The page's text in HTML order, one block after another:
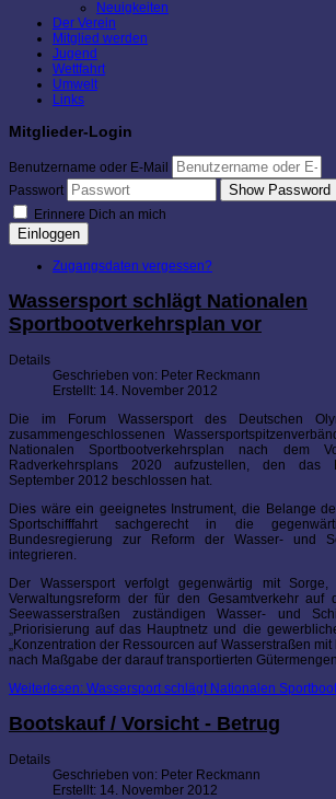
Neuigkeiten
Der Verein
Mitglied werden
Jugend
Wettfahrt
Umwelt
Links
Mitglieder-Login
Benutzername oder E-Mail
Passwort
Show Password
Erinnere Dich an mich
Einloggen
Zugangsdaten vergessen?
Wassersport schlägt Nationalen
Sportbootverkehrsplan vor
Details
Geschrieben von: Peter Reckmann
Erstellt: 14. November 2012
Die im Forum Wassersport des Deutschen
zusammengeschlossenen
Nationalen Sportbootverkehrsplan nach dem
Radverkehrsplans 2020 aufzustellen, den das
September 2012 beschlossen hat.
Dies wäre ein geeignetes Instrument, die Belange
Sportschifffahrt sachgerecht in die
Bundesregierung zur Reform der Wasser- und
integrieren.
Der Wassersport verfolgt gegenwärtig mit
Verwaltungsreform der für den Gesamtverkehr auf
Seewasserstraßen zuständigen Wasser- und
„Priorisierung auf das Hauptnetz und die
„Konzentration der Ressourcen auf Wasserstraßen
nach Maßgabe der darauf transportierten
Weiterlesen: Wassersport schlägt Nationalen
Bootskauf / Vorsicht - Betrug
Details
Geschrieben von: Peter Reckmann
Erstellt: 14. November 2012